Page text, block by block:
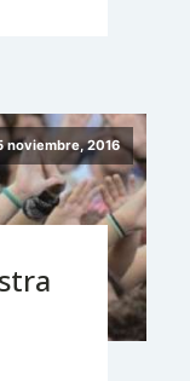
noviembre, 2016